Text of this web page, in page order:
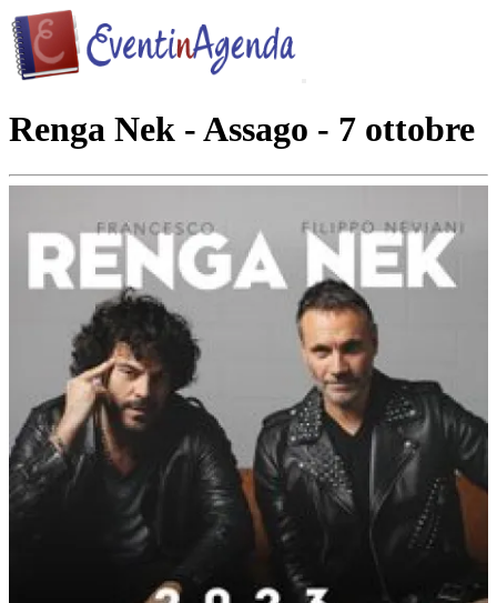
Renga Nek - Assago - 7 ottobre